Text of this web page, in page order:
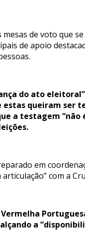
mesas de voto que
de apoio
do ato
estas queiram
a testagem
em
com a
a